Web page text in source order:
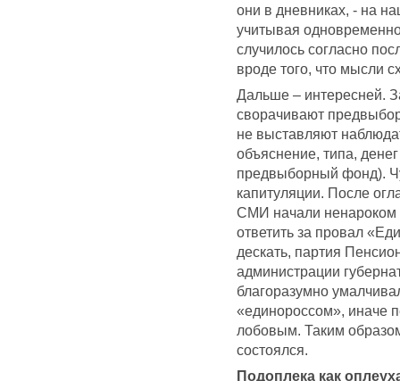
они в дневниках, - на
учитывая
случилось согласно
вроде того, что мысли
Дальше – интересней.
сворачивают
не выставляют
объяснение, типа,
предвыборный фонд).
капитуляции. После
СМИ начали ненароком
ответить за провал
дескать, партия
администрации
благоразумно
«единороссом», иначе
лобовым. Таким
состоялся.
Подоплека как